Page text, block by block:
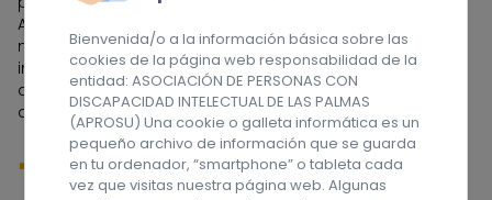
Asociación ha tenido que ir adaptándose a las
necesidades de las personas con discapacidad
intelectual y a sus familias, dedicándose en sus
comienzos a la etapa escolar, y actualmente a la edad
adulta. ¡Síguenos en las redes sociales!
Bienvenida/o a la información básica sobre las
cookies de la página web responsabilidad de la
entidad: ASOCIACIÓN DE PERSONAS CON
DISCAPACIDAD INTELECTUAL DE LAS PALMAS
(APROSU) Una cookie o galleta informática es un
pequeño archivo de información que se guarda
en tu ordenador, “smartphone” o tableta cada
vez que visitas nuestra página web. Algunas